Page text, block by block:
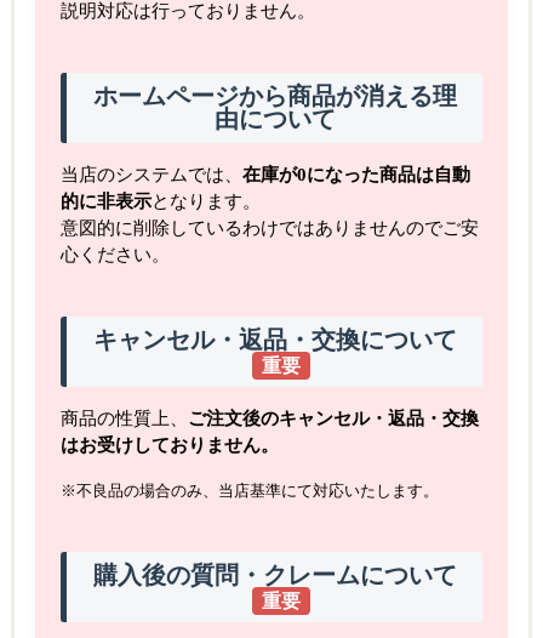
説明対応は行っておりません。
ホームページから商品が消える理
由について
当店のシステムでは、 在庫が0になった商品は自動
的に非表示となります。
意図的に削除しているわけではありませんのでご安
心ください。
キャンセル・返品・交換について
重要
商品の性質上、 ご注文後のキャンセル・返品・交換
はお受けしておりません。
※不良品の場合のみ、当店基準にて対応いたします。
購入後の質問・クレームについて
重要